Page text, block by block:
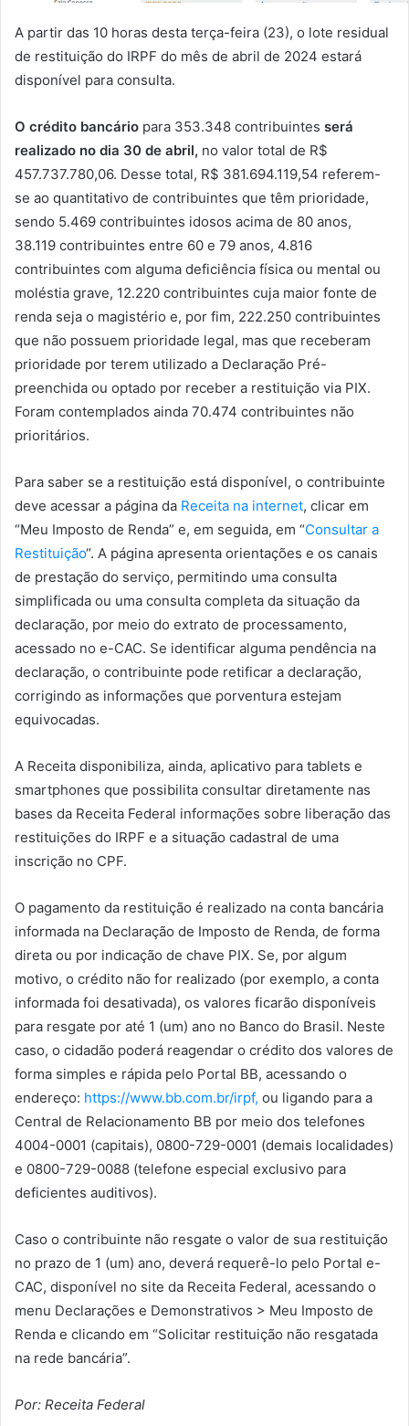
A partir das 10 horas desta terça-feira (23), o lote residual
de restituição do IRPF do mês de abril de 2024 estará
disponível para consulta.
O crédito bancário para 353.348 contribuintes será
realizado no dia 30 de abril, no valor total de R$
457.737.780,06. Desse total, R$ 381.694.119,54 referem-
se ao quantitativo de contribuintes que têm prioridade,
sendo 5.469 contribuintes idosos acima de 80 anos,
38.119 contribuintes entre 60 e 79 anos, 4.816
contribuintes com alguma deficiência física ou mental ou
moléstia grave, 12.220 contribuintes cuja maior fonte de
renda seja o magistério e, por fim, 222.250 contribuintes
que não possuem prioridade legal, mas que receberam
prioridade por terem utilizado a Declaração Pré-
preenchida ou optado por receber a restituição via PIX.
Foram contemplados ainda 70.474 contribuintes não
prioritários.
Para saber se a restituição está disponível, o contribuinte
deve acessar a página da Receita na internet, clicar em
“Meu Imposto de Renda” e, em seguida, em “Consultar a
Restituição“. A página apresenta orientações e os canais
de prestação do serviço, permitindo uma consulta
simplificada ou uma consulta completa da situação da
declaração, por meio do extrato de processamento,
acessado no e-CAC. Se identificar alguma pendência na
declaração, o contribuinte pode retificar a declaração,
corrigindo as informações que porventura estejam
equivocadas.
A Receita disponibiliza, ainda, aplicativo para tablets e
smartphones que possibilita consultar diretamente nas
bases da Receita Federal informações sobre liberação das
restituições do IRPF e a situação cadastral de uma
inscrição no CPF.
O pagamento da restituição é realizado na conta bancária
informada na Declaração de Imposto de Renda, de forma
direta ou por indicação de chave PIX. Se, por algum
motivo, o crédito não for realizado (por exemplo, a conta
informada foi desativada), os valores ficarão disponíveis
para resgate por até 1 (um) ano no Banco do Brasil. Neste
caso, o cidadão poderá reagendar o crédito dos valores de
forma simples e rápida pelo Portal BB, acessando o
endereço: https://www.bb.com.br/irpf, ou ligando para a
Central de Relacionamento BB por meio dos telefones
4004-0001 (capitais), 0800-729-0001 (demais localidades)
e 0800-729-0088 (telefone especial exclusivo para
deficientes auditivos).
Caso o contribuinte não resgate o valor de sua restituição
no prazo de 1 (um) ano, deverá requerê-lo pelo Portal e-
CAC, disponível no site da Receita Federal, acessando o
menu Declarações e Demonstrativos > Meu Imposto de
Renda e clicando em “Solicitar restituição não resgatada
na rede bancária”.
Por: Receita Federal